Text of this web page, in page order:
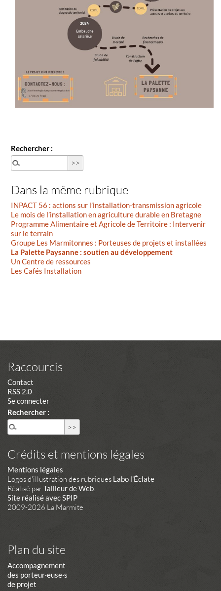
Rechercher :
Dans la même rubrique
INPACT 56 : actions sur l’installation-transmission agricole
Le mois de l’installation en agriculture durable en Bretagne
Programme Alimentaire et Agricole de Territoire : Intervenir
sur le terrain
Groupe Les Marmitonnes : Porteuses de projets et installées
La Palette Paysanne : soutien au développement
Un Centre de ressources
Les Cafés Installation
Raccourcis
Contact
RSS 2.0
Se connecter
Rechercher :
Crédits et mentions légales
Mentions légales
Logos d'illustration des rubriques Labo l'Éclate
Réalisé parTailleur de Web.
Site réalisé avec SPIP
2009-2026 La Marmite
Plan du site
Accompagnement
des porteur·euse·s
de projet